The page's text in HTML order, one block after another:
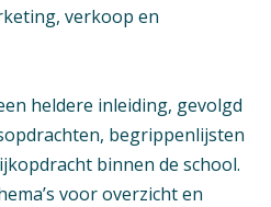
verkoop en
heldere inleiding, gevolgd
begrippenlijsten
binnen de school.
voor overzicht en